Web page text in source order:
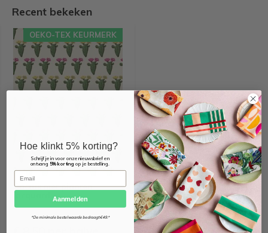
Recent bekeken
Cactus met planten
OEKO-TEX KEURMERK
Hoe klinkt 5% korting?
Schrijf je in voor onze nieuwsbrief en
ontvang 5% kortingop je bestelling.
Email
Aanmelden
*De minimale bestelwaarde bedraagt €49.*